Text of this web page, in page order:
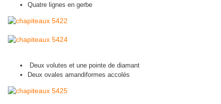
Quatre lignes en gerbe
Deux volutes et une pointe de diamant
Deux ovales amandiformes accolés